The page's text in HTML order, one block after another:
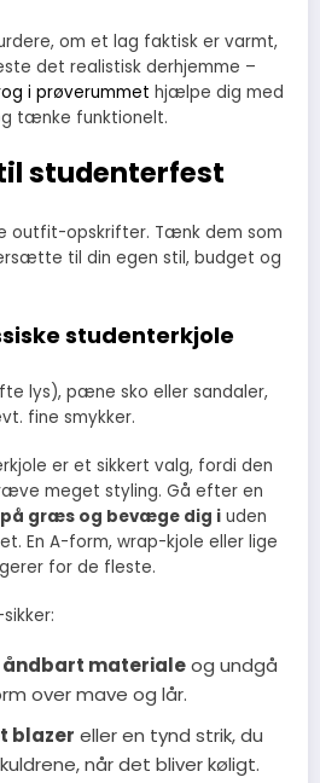
om et lag faktisk er varmt,
det realistisk derhjemme –
i prøverummet hjælpe dig med
tænke funktionelt.
studenterfest
outfit-opskrifter. Tænk dem som
til din egen stil, budget og
studenterkjole
lys), pæne sko eller sandaler,
fine smykker.
er et sikkert valg, fordi den
meget styling. Gå efter en
græs og bevæge dig i uden
En A-form, wrap-kjole eller lige
for de fleste.
åndbart materialeog undgå
over mave og lår.
blazer eller en tynd strik, du
når det bliver køligt.